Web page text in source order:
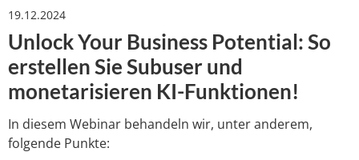
19.12.2024
Unlock Your Business Potential: So
erstellen Sie Subuser und
monetarisieren KI-Funktionen!
In diesem Webinar behandeln wir, unter anderem,
folgende Punkte: